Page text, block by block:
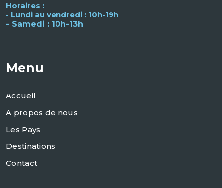
Horaires :
- Lundi au vendredi : 10h-19h
- Samedi : 10h-13h
Menu
Accueil
A propos de nous
Les Pays
Destinations
Contact